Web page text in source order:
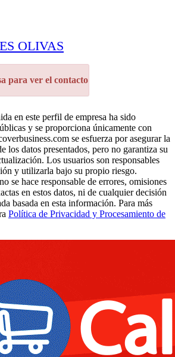
OLIVAS
para ver el contacto
en este perfil de empresa ha sido
y se proporciona únicamente con
se esfuerza por asegurar la
los datos presentados, pero no garantiza su
Los usuarios son responsables
y utilizarla bajo su propio riesgo.
se hace responsable de errores, omisiones
en estos datos, ni de cualquier decisión
basada en esta información. Para más
Política de Privacidad y Procesamiento de